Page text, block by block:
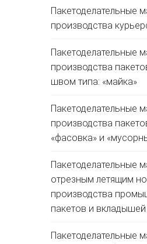
Пакетоделательные
производства
Пакетоделательные
производства
швом типа: «майка»
Пакетоделательные
производства
«фасовка» и
Пакетоделательные
отрезным летящим
производства
пакетов и вкладышей
Пакетоделательные